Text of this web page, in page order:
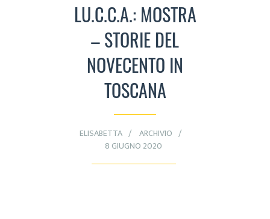
LU.C.C.A.: MOSTRA
– STORIE DEL
NOVECENTO IN
TOSCANA
ELISABETTA
ARCHIVIO
8 GIUGNO 2020